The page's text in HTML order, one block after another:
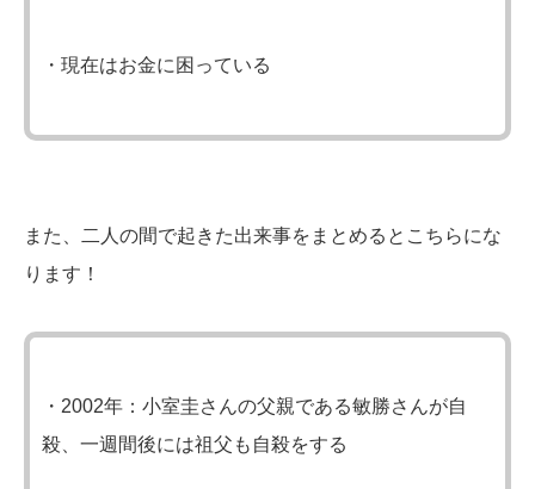
・現在はお金に困っている
また、二人の間で起きた出来事をまとめるとこちらにな
ります！
・2002年：小室圭さんの父親である敏勝さんが自
殺、一週間後には祖父も自殺をする